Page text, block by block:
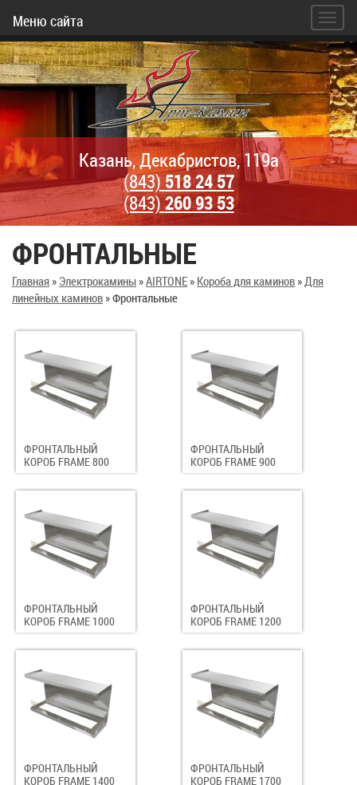
Меню сайта
Казань, Декабристов, 119а
(843)518 24 57
(843)260 93 53
ФРОНТАЛЬНЫЕ
Главная» Электрокамины»AIRTONE» Короба для каминов»Для
линейных каминов»Фронтальные
ФРОНТАЛЬНЫЙ
КОРОБ FRAME 800
ФРОНТАЛЬНЫЙ
КОРОБ FRAME 900
ФРОНТАЛЬНЫЙ
КОРОБ FRAME 1000
ФРОНТАЛЬНЫЙ
КОРОБ FRAME 1200
ФРОНТАЛЬНЫЙ
КОРОБ FRAME 1400
ФРОНТАЛЬНЫЙ
КОРОБ FRAME 1700